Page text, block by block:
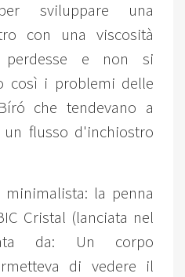
sviluppare una
con una viscosità
e non si
così i problemi delle
che tendevano a
flusso d'inchiostro
minimalista: la penna
Cristal (lanciata nel
da: Un corpo
di vedere il